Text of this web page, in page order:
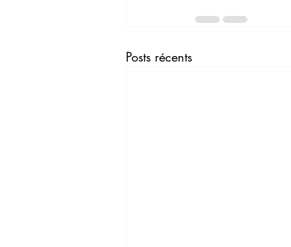
Posts récents